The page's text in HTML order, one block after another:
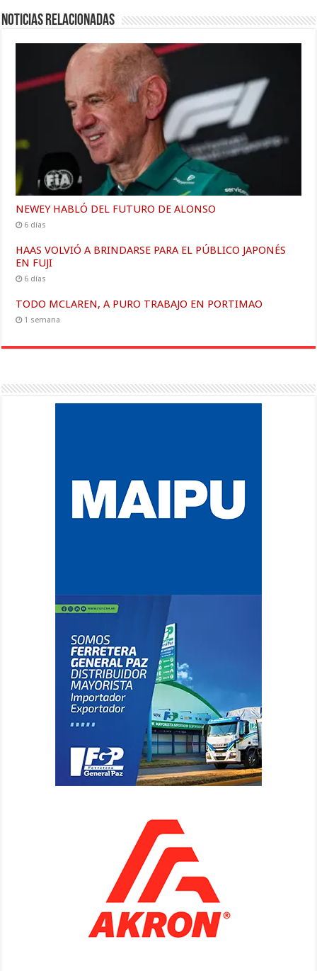
Noticias relacionadas
NEWEY HABLÓ DEL FUTURO DE ALONSO
6 días
HAAS VOLVIÓ A BRINDARSE PARA EL PÚBLICO JAPONÉS
EN FUJI
6 días
TODO MCLAREN, A PURO TRABAJO EN PORTIMAO
1 semana